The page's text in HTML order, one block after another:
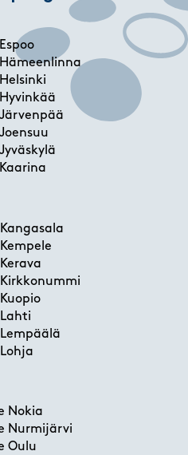
Hämeenlinna
Hyvinkää
Järvenpää
Kangasala
Kirkkonummi
Lahti
Lempäälä
Lohja
Nokia
Nurmijärvi
Oulu